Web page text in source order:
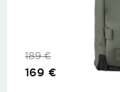
189€
169 €